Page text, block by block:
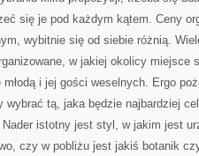
się je pod każdym kątem. Ceny
wybitnie się od siebie różnią.
w jakiej okolicy miejsce
i jej gości weselnych. Ergo
tą, jaka będzie najbardziej
istotny jest styl, w jakim jest
czy w pobliżu jest jakiś botanik